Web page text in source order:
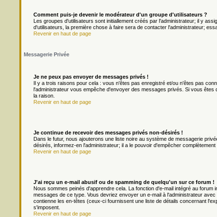
Comment puis-je devenir le modérateur d'un groupe d'utilisateurs ?
Les groupes d'utilisateurs sont initiallement créés par l'administrateur; il y
d'utilisateurs, la première chose à faire sera de contacter l'administrateur;
Revenir en haut de page
Messagerie Privée
Je ne peux pas envoyer de messages privés !
Il y a trois raisons pour cela : vous n'êtes pas enregistré et/ou n'êtes pas
l'administrateur vous empêche d'envoyer des messages privés. Si vous
la raison.
Revenir en haut de page
Je continue de recevoir des messages privés non-désirés !
Dans le futur, nous ajouterons une liste noire au système de messagerie
désirés, informez-en l'administrateur; il a le pouvoir d'empêcher
Revenir en haut de page
J'ai reçu un e-mail abusif ou de spamming de quelqu'un sur ce forum !
Nous sommes peinés d'apprendre cela. La fonction d'e-mail intégré au
messages de ce type. Vous devriez envoyer un e-mail à l'administrateur
contienne les en-têtes (ceux-ci fournissent une liste de détails concernant
s'imposent.
Revenir en haut de page